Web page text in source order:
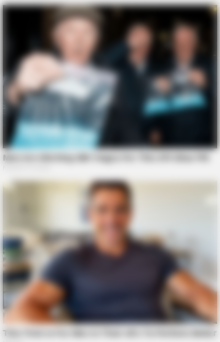
Maryla Rodowicz i jej nowy partner – poznaj szczegóły
BUZZDAY
Oto co dzieje się z ludźmi, którzy mają aloes w domu